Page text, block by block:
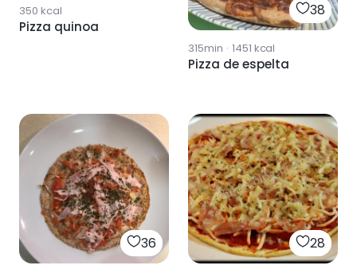
350 kcal
Pizza quinoa
38
315min · 1451 kcal
Pizza de espelta
36 28